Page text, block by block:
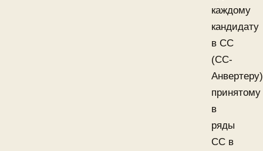
каждому
кандидату
в СС
(СС-
принятому
в
ряды
СС в